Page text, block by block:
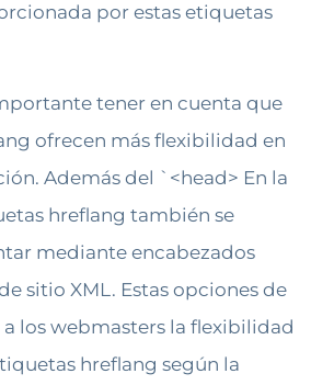
por estas etiquetas
tener en cuenta que
ofrecen más flexibilidad en
Además del `<head> En la
hreflang también se
mediante encabezados
sitio XML. Estas opciones de
los webmasters la flexibilidad
hreflang según la